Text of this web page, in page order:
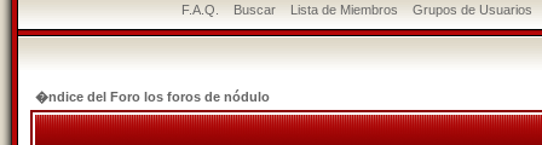
F.A.Q. Buscar Lista de Miembros Grupos de Usuarios
�ndice del Foro los foros de nódulo